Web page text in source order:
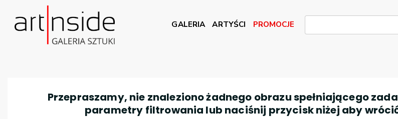
GALERIA ARTYŚCI PROMOCJE
Przepraszamy, nie znaleziono żadnego obrazu spełniającego
parametry filtrowania lub naciśnij przycisk niżej aby